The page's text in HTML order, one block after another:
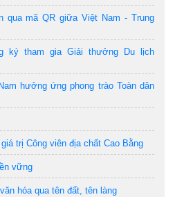
qua mã QR giữa Việt Nam - Trung
ký tham gia Giải thưởng Du lịch
hưởng ứng phong trào Toàn dân
trị Công viên địa chất Cao Bằng
vững
hóa qua tên đất, tên làng